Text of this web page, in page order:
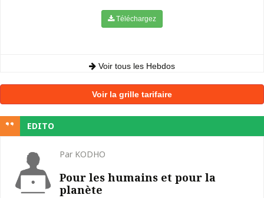
Téléchargez
Voir tous les Hebdos
Voir la grille tarifaire
EDITO
Par KODHO
Pour les humains et pour la
planète